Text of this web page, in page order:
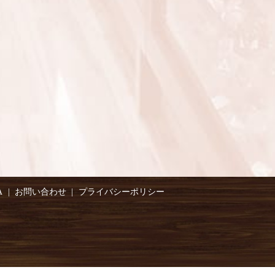
お問い合わせ プライバシーポリシー